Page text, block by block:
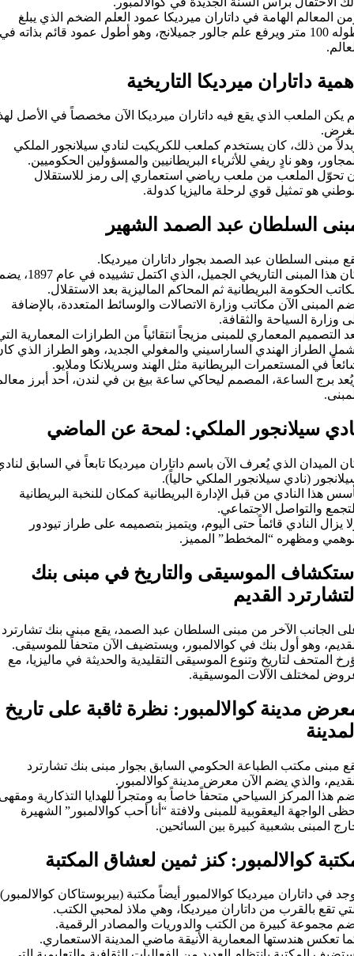
المعالم الهامة في داتاران ميرديكا عمود العلم الضخم الذي يبلغ
طوله 100 متر ويرفع علم جالور جميلانج، وهو أطول عمود قائم بذاته في
داتاران ميرديكا التاريخية
يكن الملعب الذي يقع فيه داتاران ميرديكا الآن مخصصاً في الأصل
من ذلك، كان يستخدم كملعب للكريكيت لنادي سيلانجور الملكي
وهو نادٍ ريفي للأثرياء البريطانيين والمسؤولين الحكوميين.
تحوّل الملعب من ملعب رياضي استعماري إلى رمز للاستقلال
هو تمثيل قوي لرحلة ماليزيا كدولة.
السلطان عبد الصمد الشهير
مبنى السلطان عبد الصمد بجوار داتاران ميرديكا.
كان هذا المبنى التاريخي الجميل، الذي اكتمل تشييده في
الحكومة البريطانية ثم المحاكم الماليزية بعد الاستقلال.
المبنى الآن مكاتب وزارة الاتصالات والوسائط المتعددة، بالإضافة
وزارة السياحة والثقافة.
التصميم المعماري للمبنى مزيجاً انتقائياً من الطرازات المعمارية
الطراز الهندي الساراسيني والمغولي الجديد، وهو الطراز الذي
في المستعمرات البريطانية مثل الهند وسريلانكا وملايو.
برج الساعة، المصمم ليحاكي ساعة بيغ بن في لندن، أحد أبرز
سيلانجور الملكي: لمحة عن الماضي
الميدان الذي يُعرف الآن باسم داتاران ميرديكا تابعاً في السابق
(نادي سيلانجور الملكي حالياً).
هذا النادي من قبل الإدارة البريطانية كمكان للنخبة البريطانية
والتواصل الاجتماعي.
يزال النادي قائماً حتى اليوم، ويتميز بتصميمه على طراز تيودور
ومظهره “المخطط” المميز.
الموسيقى والتاريخ في مبنى بنك
القديم
الجانب الآخر من مبنى السلطان عبد الصمد، يقع مبنى بنك تشارترد
وهو أول بنك في كوالالمبور، ويستضيف الآن متحفاً للموسيقى.
المتحف لتاريخ وتنوع الموسيقى التقليدية والحديثة في ماليزيا، مع
لمختلف الآلات الموسيقية.
مدينة كوالالمبور: نظرة ثاقبة على تاريخ
مبنى مكتب الطباعة الحكومي السابق بجوار مبنى بنك تشارترد
والذي يضم الآن معرض مدينة كوالالمبور.
هذا المركز السياحي متحفاً خاصاً به ومتجراً للهدايا التذكارية
الواجهة اليعقوبية للمبنى ولافتة “أنا أحب كوالالمبور” الشهيرة
المبنى بشعبية كبيرة بين السائحين.
كوالالمبور: كنز ثمين لعشاق المكتبة
في داتاران ميرديكا كوالالمبور أيضاً مكتبة (بيربوستاكان
تقع بالقرب من داتاران ميرديكا، وهي ملاذ لمحبي الكتب.
مجموعة كبيرة من الكتب والدوريات والمصادر الرقمية.
تعكس هندستها المعمارية الأنيقة ماضي المدينة الاستعماري.